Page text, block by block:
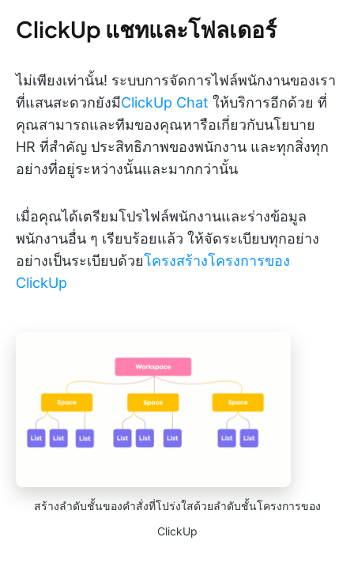
ClickUp แชทและโฟลเดอร์
ไม่เพียงเท่านั้น! ระบบการจัดการไฟล์พนักงานของเรา
ที่แสนสะดวกยังมีClickUp Chat ให้บริการอีกด้วย ที่
คุณสามารถและทีมของคุณหารือเกี่ยวกับนโยบาย
HR ที่สำคัญ ประสิทธิภาพของพนักงาน และทุกสิ่งทุก
อย่างที่อยู่ระหว่างนั้นและมากกว่านั้น
เมื่อคุณได้เตรียมโปรไฟล์พนักงานและร่างข้อมูล
พนักงานอื่น ๆ เรียบร้อยแล้ว ให้จัดระเบียบทุกอย่าง
อย่างเป็นระเบียบด้วยโครงสร้างโครงการของ
ClickUp
สร้างลำดับชั้นของคำสั่งที่โปร่งใสด้วยลำดับชั้นโครงการของ
ClickUp